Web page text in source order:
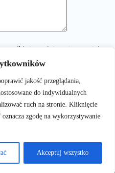
jakość przeglądania,
do indywidualnych
ruch na stronie. Kliknięcie
zgodę na wykorzystywanie
Akceptuj wszystko
mail i stronę internetową w tej
oferujący różnorodne treści z
Naszym celem jest dostarczanie